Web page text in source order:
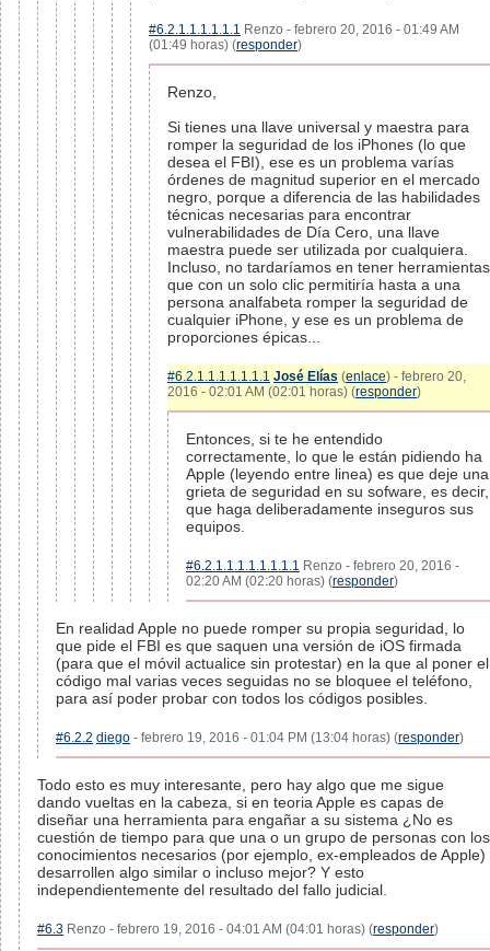
#6.2.1.1.1.1.1.1 Renzo - febrero 20, 2016 - 01:49 AM
(01:49 horas) (responder)
Renzo,
Si tienes una llave universal y maestra para
romper la seguridad de los iPhones (lo que
desea el FBI), ese es un problema varías
órdenes de magnitud superior en el mercado
negro, porque a diferencia de las habilidades
técnicas necesarias para encontrar
vulnerabilidades de Día Cero, una llave
maestra puede ser utilizada por cualquiera.
Incluso, no tardaríamos en tener herramientas
que con un solo clic permitiría hasta a una
persona analfabeta romper la seguridad de
cualquier iPhone, y ese es un problema de
proporciones épicas...
#6.2.1.1.1.1.1.1.1 José Elías (enlace) - febrero 20,
2016 - 02:01 AM (02:01 horas) (responder)
Entonces, si te he entendido
correctamente, lo que le están pidiendo ha
Apple (leyendo entre linea) es que deje una
grieta de seguridad en su sofware, es decir,
que haga deliberadamente inseguros sus
equipos.
#6.2.1.1.1.1.1.1.1.1 Renzo - febrero 20, 2016 -
02:20 AM (02:20 horas) (responder)
En realidad Apple no puede romper su propia seguridad, lo
que pide el FBI es que saquen una versión de iOS firmada
(para que el móvil actualice sin protestar) en la que al poner el
código mal varias veces seguidas no se bloquee el teléfono,
para así poder probar con todos los códigos posibles.
#6.2.2 diego - febrero 19, 2016 - 01:04 PM (13:04 horas) (responder)
Todo esto es muy interesante, pero hay algo que me sigue
dando vueltas en la cabeza, si en teoria Apple es capas de
diseñar una herramienta para engañar a su sistema ¿No es
cuestión de tiempo para que una o un grupo de personas con los
conocimientos necesarios (por ejemplo, ex-empleados de Apple)
desarrollen algo similar o incluso mejor? Y esto
independientemente del resultado del fallo judicial.
#6.3 Renzo - febrero 19, 2016 - 04:01 AM (04:01 horas) (responder)